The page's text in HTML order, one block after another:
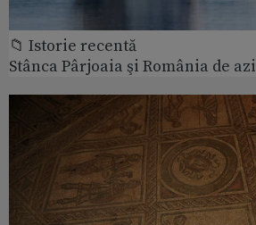
📁 Istorie recentă
Stânca Pârjoaia şi România de azi